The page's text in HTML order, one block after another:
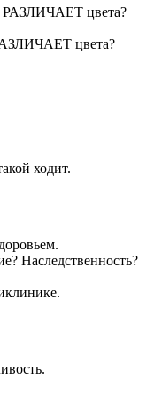
РАЗЛИЧАЕТ цвета?
цвета?
ходит.
Наследственность?